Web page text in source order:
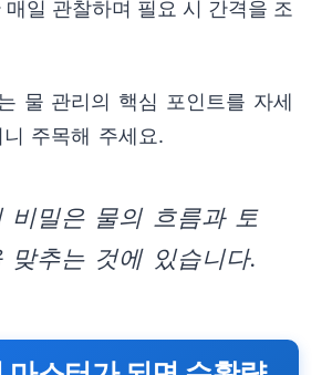
매일 관찰하며 필요 시 간격을 조
물 관리의 핵심 포인트를 자세
주목해 주세요.
비밀은 물의 흐름과 토
맞추는 것에 있습니다.